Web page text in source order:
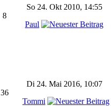
8
So 24. Okt 2010, 14:55
Paul
36
Di 24. Mai 2016, 10:07
Tommi